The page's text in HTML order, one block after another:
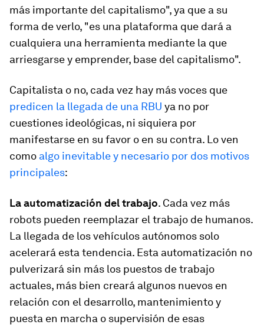
más importante del capitalismo", ya que a su
forma de verlo, "es una plataforma que dará a
cualquiera una herramienta mediante la que
arriesgarse y emprender, base del capitalismo".
Capitalista o no, cada vez hay más voces que
predicen la llegada de una RBU ya no por
cuestiones ideológicas, ni siquiera por
manifestarse en su favor o en su contra. Lo ven
como algo inevitable y necesario por dos motivos
principales:
La automatización del trabajo. Cada vez más
robots pueden reemplazar el trabajo de humanos.
La llegada de los vehículos autónomos solo
acelerará esta tendencia. Esta automatización no
pulverizará sin más los puestos de trabajo
actuales, más bien creará algunos nuevos en
relación con el desarrollo, mantenimiento y
puesta en marcha o supervisión de esas